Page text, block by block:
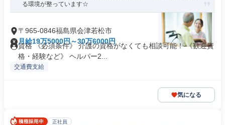
る環境が整っています☆
〒965-0846福島県会津若松市
月給19万5000円～30万6000円
資格 《必須条件》 介護の資格がなくても相談可能！ 《歓迎資
格・経験など》 ヘルパー2...
交通費支給
気になる
正社員